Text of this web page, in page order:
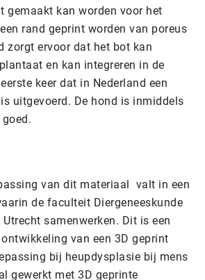
gemaakt kan worden voor het
rand geprint worden van poreus
zorgt ervoor dat het bot kan
en kan integreren in de
keer dat in Nederland een
uitgevoerd. De hond is inmiddels
van dit materiaal valt in een
de faculteit Diergeneeskunde
samenwerken. Dit is een
van een 3D geprint
bij heupdysplasie bij mens
gewerkt met 3D geprinte